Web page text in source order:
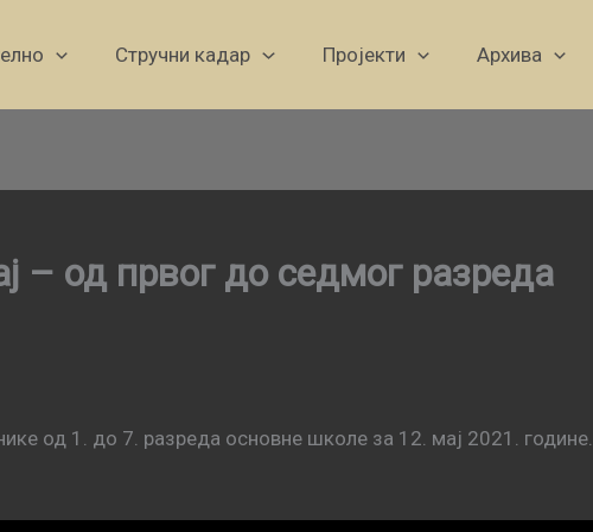
Стручни кадар Пројекти Архива
– од првог до седмог разреда
од 1. до 7. разреда основне школе за 12. мај 2021. године.